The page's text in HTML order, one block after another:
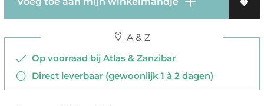
A & Z
Op voorraad bij Atlas & Zanzibar
Direct leverbaar (gewoonlijk 1 à 2 dagen)